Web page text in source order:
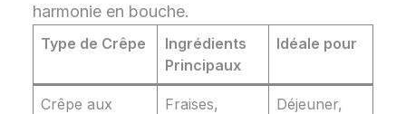
harmonie en bouche.
Type de Crêpe
Ingrédients
Principaux
Idéale pour
Crêpe aux
Fraises,
Déjeuner,